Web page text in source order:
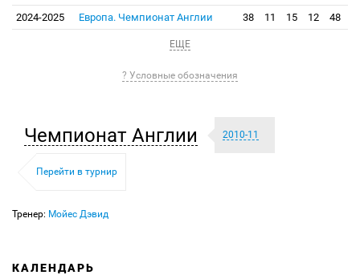
2024-2025
Европа. Чемпионат Англии 38 11 15 12 48
ЕЩЕ
? Условные обозначения
Чемпионат Англии 2010-11
Перейти в турнир
Тренер: Мойес Дэвид
КАЛЕНДАРЬ